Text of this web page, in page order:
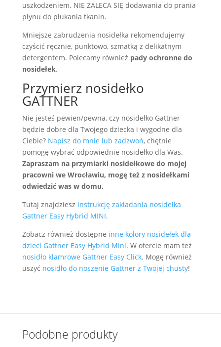
uszkodzeniem. NIE ZALECA SIĘ dodawania do prania
płynu do płukania tkanin.
Mniejsze zabrudzenia nosidełka rekomendujemy
czyścić ręcznie, punktowo, szmatką z delikatnym
detergentem. Polecamy również pady ochronne do
nosidełek.
Przymierz nosidełko
GATTNER
Nie jesteś pewien/pewna, czy nosidełko Gattner
będzie dobre dla Twojego dziecka i wygodne dla
Ciebie? Napisz do mnie lub zadzwoń, chętnie
pomogę wybrać odpowiednie nosidełko dla Was.
Zapraszam na przymiarki nosidełkowe do mojej
pracowni we Wrocławiu, mogę też z nosidełkami
odwiedzić was w domu.
Tutaj znajdziesz instrukcję zakładania nosidełka
Gattner Easy Hybrid MINI.
Zobacz również dostępne inne kolory nosidełek dla
dzieci Gattner Easy Hybrid Mini. W ofercie mam też
nosidło klamrowe Gattner Easy Click. Mogę również
uszyć nosidło do noszenie Gattner z Twojej chusty!
Podobne produkty